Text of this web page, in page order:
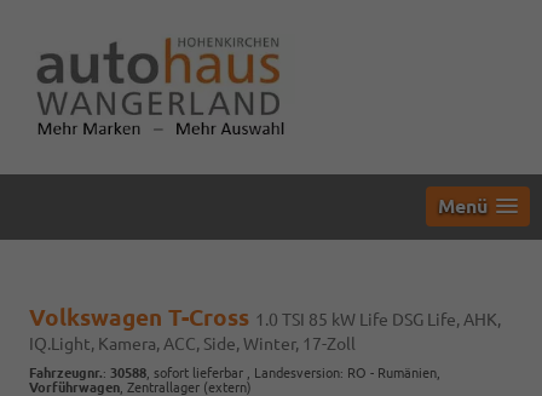
Menü
Volkswagen T-Cross 1.0 TSI 85 kW Life DSG Life, AHK,
IQ.Light, Kamera, ACC, Side, Winter, 17-Zoll
Fahrzeugnr.: 30588 sofort lieferbar , Landesversion: RO - Rumänien,
Vorführwagen , Zentrallager (extern)